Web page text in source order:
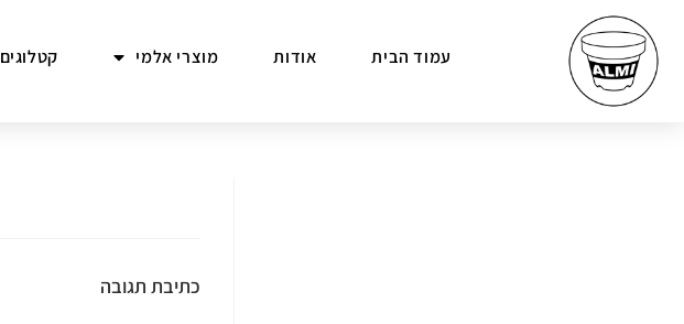
עמוד הבית אודות מוצרי אלמי קטלוגים
כתיבת תגובה